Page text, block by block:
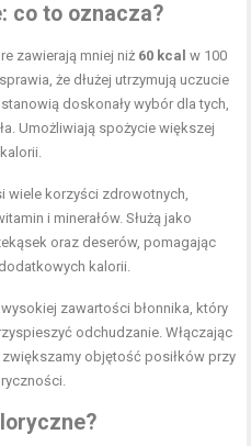
co to oznacza?
zawierają mniej niż 60 kcal w 100
że dłużej utrzymują uczucie
doskonały wybór dla tych,
Umożliwiają spożycie większej
wiele korzyści zdrowotnych,
i minerałów. Służą jako
oraz deserów, pomagając
kalorii.
zawartości błonnika, który
odchudzanie. Włączając
objętość posiłków przy